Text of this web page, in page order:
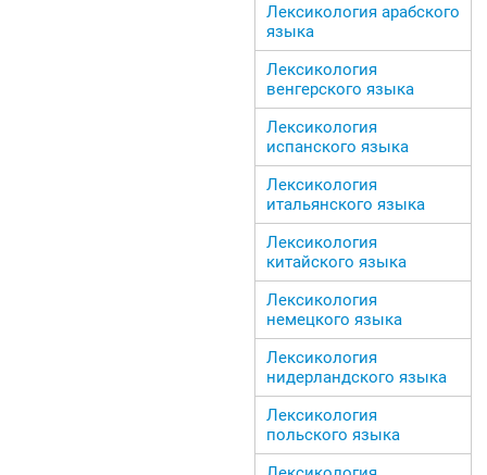
Лексикология арабского
языка
Лексикология
венгерского языка
Лексикология
испанского языка
Лексикология
итальянского языка
Лексикология
китайского языка
Лексикология
немецкого языка
Лексикология
нидерландского языка
Лексикология
польского языка